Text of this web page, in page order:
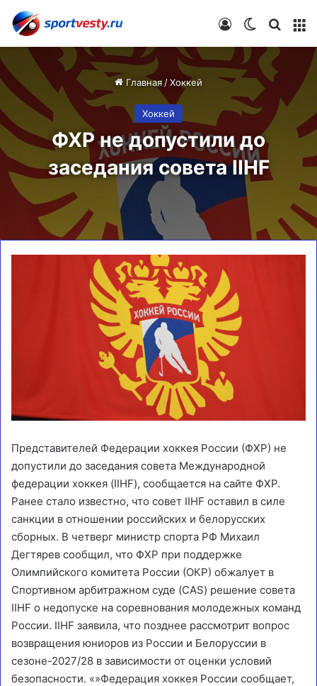
Switch skin
Войти
Главная /Хоккей
Хоккей
ФХР не допустили до
заседания совета IIHF
Представителей Федерации хоккея России (ФХР) не
допустили до заседания совета Международной
федерации хоккея (IIHF), сообщается на сайте ФХР.
Ранее стало известно, что совет IIHF оставил в силе
санкции в отношении российских и белорусских
сборных. В четверг министр спорта РФ Михаил
Дегтярев сообщил, что ФХР при поддержке
Олимпийского комитета России (ОКР) обжалует в
Спортивном арбитражном суде (CAS) решение совета
IIHF о недопуске на соревнования молодежных команд
России. IIHF заявила, что позднее рассмотрит вопрос
возвращения юниоров из России и Белоруссии в
сезоне-2027/28 в зависимости от оценки условий
безопасности. «»Федерация хоккея России сообщает,